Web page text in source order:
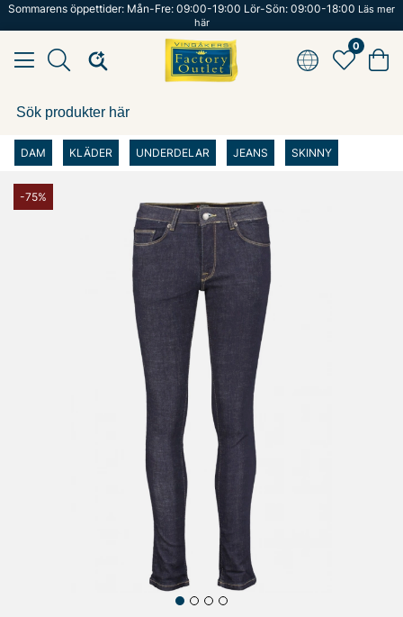
Sommarens öppettider: Mån-Fre: 09:00-19:00 Lör-Sön: 09:00-18:00 Läs mer
här
0
DAM KLÄDER UNDERDELAR JEANS SKINNY
-75%